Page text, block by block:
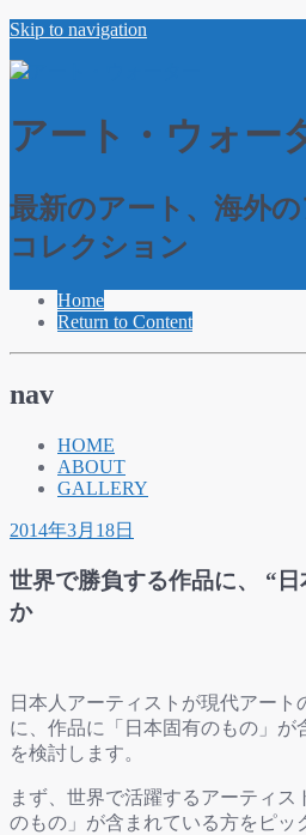
Skip to navigation
アート・ウォー
最新のアート、海外
コレクション
Home
Return to Content
nav
HOME
ABOUT
GALLERY
2014年3月18日
世界で勝負する作品に、 “
か
日本人アーティストが現代アート
に、作品に「日本固有のもの」が
を検討します。
まず、世界で活躍するアーティ
のもの」が含まれている方をピッ